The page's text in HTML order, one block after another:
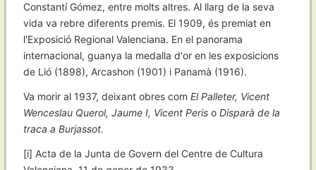
Constantí Gómez, entre molts altres. Al llarg de la seva
vida va rebre diferents premis. El 1909, és premiat en
l'Exposició Regional Valenciana. En el panorama
internacional, guanya la medalla d'or en les exposicions
de Lió (1898), Arcashon (1901) i Panamà (1916).
Va morir al 1937, deixant obres com El Palleter, Vicent
Wenceslau Querol, Jaume I, Vicent Peris o Disparà de la
traca a Burjassot.
[i] Acta de la Junta de Govern del Centre de Cultura